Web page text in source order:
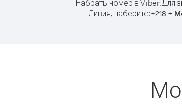
Набрать номер в Viber.Для
Ливия, наберите:+218 +